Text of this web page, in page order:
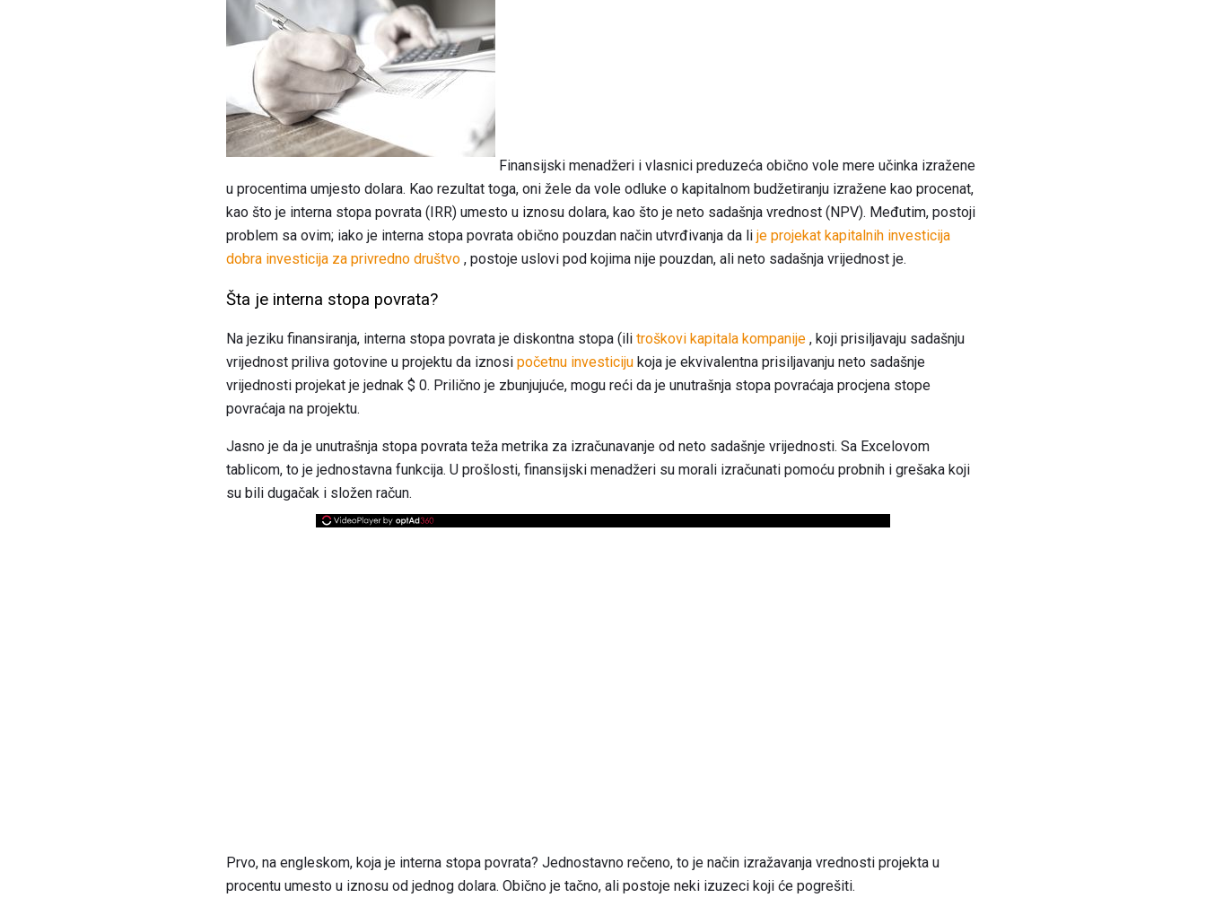
Finansijski menadžeri i vlasnici preduzeća obično vole mere učinka izražene
u procentima umjesto dolara. Kao rezultat toga, oni žele da vole odluke o kapitalnom budžetiranju izražene kao procenat,
kao što je interna stopa povrata (IRR) umesto u iznosu dolara, kao što je neto sadašnja vrednost (NPV). Međutim, postoji
problem sa ovim; iako je interna stopa povrata obično pouzdan način utvrđivanja da li je projekat kapitalnih investicija
dobra investicija za privredno društvo , postoje uslovi pod kojima nije pouzdan, ali neto sadašnja vrijednost je.
Šta je interna stopa povrata?
Na jeziku finansiranja, interna stopa povrata je diskontna stopa (ili troškovi kapitala kompanije , koji prisiljavaju sadašnju
vrijednost priliva gotovine u projektu da iznosi početnu investiciju koja je ekvivalentna prisiljavanju neto sadašnje
vrijednosti projekat je jednak $ 0. Prilično je zbunjujuće, mogu reći da je unutrašnja stopa povraćaja procjena stope
povraćaja na projektu.
Jasno je da je unutrašnja stopa povrata teža metrika za izračunavanje od neto sadašnje vrijednosti. Sa Excelovom
tablicom, to je jednostavna funkcija. U prošlosti, finansijski menadžeri su morali izračunati pomoću probnih i grešaka koji
su bili dugačak i složen račun.
Prvo, na engleskom, koja je interna stopa povrata? Jednostavno rečeno, to je način izražavanja vrednosti projekta u
procentu umesto u iznosu od jednog dolara. Obično je tačno, ali postoje neki izuzeci koji će pogrešiti.